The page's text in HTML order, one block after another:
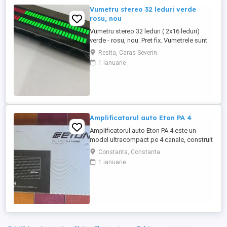
Vumetru stereo 32 leduri verde
rosu, nou
Vumetru stereo 32 leduri ( 2x16 leduri)
verde - rosu, nou. Pret fix. Vumetrele sunt
probate. Specificatii: Alimentare : DC
voltage 5-24 V Current: 20mA (standby)
Reglaj sensibilitate Dimensiuni :
Resita, Caras-Severin
1 ianuarie
Amplificatorul auto Eton PA 4
Amplificatorul auto Eton PA 4 este un
model ultracompact pe 4 canale, construit
în Clasa D, ideal pentru instalări în spații
înguste (cum ar fi sub scaun sau în bord).
Constanta, Constanta
1 ianuarie